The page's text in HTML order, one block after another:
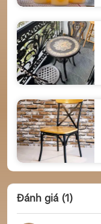
Đánh giá (1)